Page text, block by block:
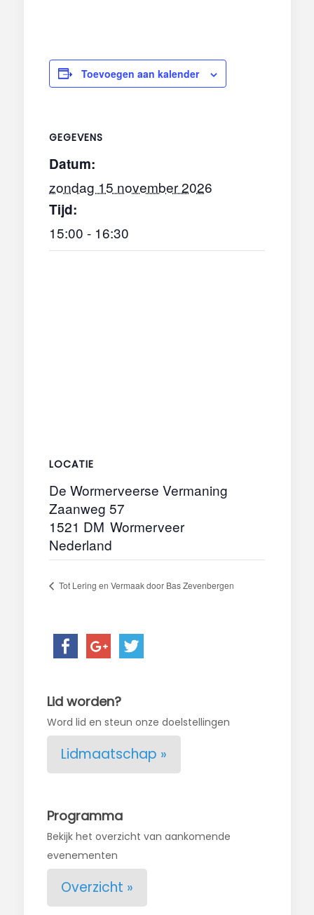
Toevoegen aan kalender
GEGEVENS
Datum:
zondag 15 november 2026
Tijd:
15:00 - 16:30
LOCATIE
De Wormerveerse Vermaning
Zaanweg 57
Wormerveer
1521 DM
Nederland
Tot Lering en Vermaak door Bas Zevenbergen
Lid worden?
Word lid en steun onze doelstellingen
Lidmaatschap »
Programma
Bekijk het overzicht van aankomende
evenementen
Overzicht »